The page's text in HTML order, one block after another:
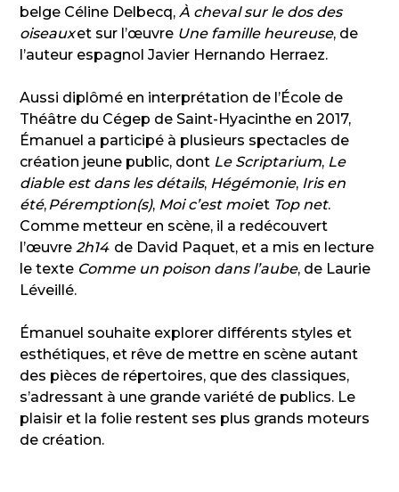
belge Céline Delbecq, À cheval sur le dos des
oiseauxet sur l’œuvre Une famille heureuse, de
l’auteur espagnol Javier Hernando Herraez.
Aussi diplômé en interprétation de l’École de
Théâtre du Cégep de Saint-Hyacinthe en 2017,
Émanuel a participé à plusieurs spectacles de
création jeune public, dont Le Scriptarium, Le
diable est dans les détails, Hégémonie, Iris en
été, Péremption(s), Moi c’est moiet Top net.
Comme metteur en scène, il a redécouvert
l’œuvre 2h14de David Paquet, et a mis en lecture
le texte Comme un poison dans l’aube, de Laurie
Léveillé.
Émanuel souhaite explorer différents styles et
esthétiques, et rêve de mettre en scène autant
des pièces de répertoires, que des classiques,
s’adressant à une grande variété de publics. Le
plaisir et la folie restent ses plus grands moteurs
de création.